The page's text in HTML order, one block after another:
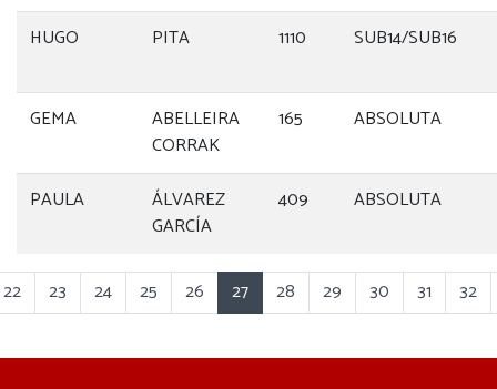
HUGO PITA 1110 SUB14/SUB16
GEMA
ABELLEIRA
CORRAK
165 ABSOLUTA
PAULA
ÁLVAREZ
GARCÍA
409 ABSOLUTA
22 23 24 25 26 27 28 29 30 31 32